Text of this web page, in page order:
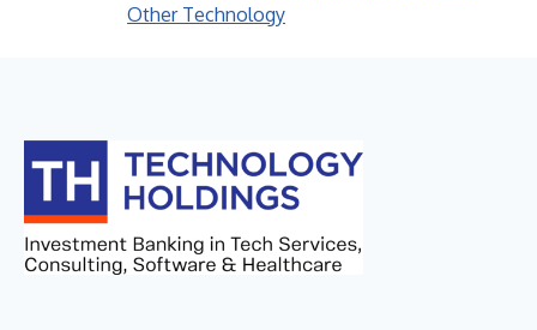
Other Technology